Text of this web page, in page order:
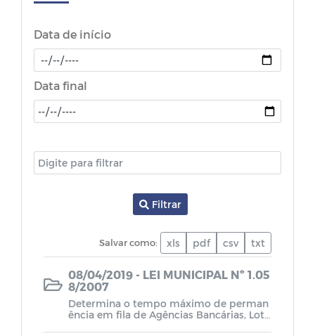
Portarias
Medida Provisória
Lei dos Feriados
Lei de Diretrizes Orçamentárias - LDO
Lei Orçamentária Anual - LOA
Plano Plurianual - PPA
Data de início
Data final
Filtrar
Salvar como: xls pdf csv txt
08/04/2019 - LEI MUNICIPAL Nº 1.05
8/2007
Determina o tempo máximo de perman
ência em fila de Agências Bancárias, Loté